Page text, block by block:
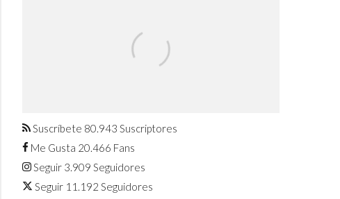
agosto
Suscríbete 80.943 Suscriptores
Me Gusta 20.466 Fans
Seguir 3.909 Seguidores
Seguir 11.192 Seguidores